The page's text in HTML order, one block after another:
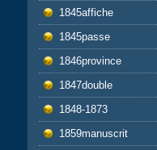
1845affiche
1845passe
1846province
1847double
1848-1873
1859manuscrit